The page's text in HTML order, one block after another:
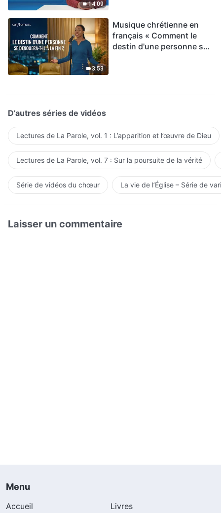
14:09
3:53
Musique chrétienne en
français « Comment le
destin d'une personne se
D’autres séries de vidéos
Lectures de La Parole, vol. 1 : L’apparition et l’œuvre de Dieu
Lectures de La Parole, vol. 7 : Sur la poursuite de la vérité
Série de vidéos du chœur La vie de l’Église – Série de
Laisser un commentaire
Menu
Accueil
Livres